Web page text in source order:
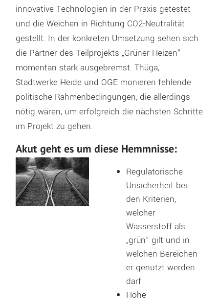
innovative Technologien in der Praxis getestet
und die Weichen in Richtung CO2-Neutralität
gestellt. In der konkreten Umsetzung sehen sich
die Partner des Teilprojekts „Grüner Heizen“
momentan stark ausgebremst. Thüga,
Stadtwerke Heide und OGE monieren fehlende
politische Rahmenbedingungen, die allerdings
nötig wären, um erfolgreich die nächsten Schritte
im Projekt zu gehen.
Akut geht es um diese Hemmnisse:
Regulatorische
Unsicherheit bei
den Kriterien,
welcher
Wasserstoff als
„grün“ gilt und in
welchen Bereichen
er genutzt werden
darf
Hohe